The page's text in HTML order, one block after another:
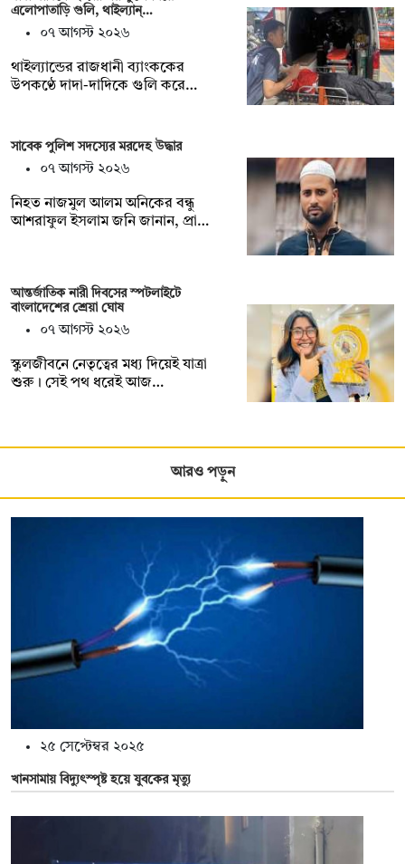
এলোপাতাড়ি গুলি, থাইল্যান্…
০৭ আগস্ট ২০২৬
থাইল্যান্ডের রাজধানী ব্যাংককের
উপকণ্ঠে দাদা-দাদিকে গুলি করে…
সাবেক পুলিশ সদস্যের মরদেহ উদ্ধার
০৭ আগস্ট ২০২৬
‎নিহত নাজমুল আলম অনিকের বন্ধু
আশরাফুল ইসলাম জনি জানান, প্রা…
আন্তর্জাতিক নারী দিবসের স্পটলাইটে
বাংলাদেশের শ্রেয়া ঘোষ
০৭ আগস্ট ২০২৬
স্কুলজীবনে নেতৃত্বের মধ্য দিয়েই যাত্রা
শুরু। সেই পথ ধরেই আজ…
আরও পড়ুন
২৫ সেপ্টেম্বর ২০২৫
খানসামায় বিদ্যুৎস্পৃষ্ট হয়ে যুবকের মৃত্যু